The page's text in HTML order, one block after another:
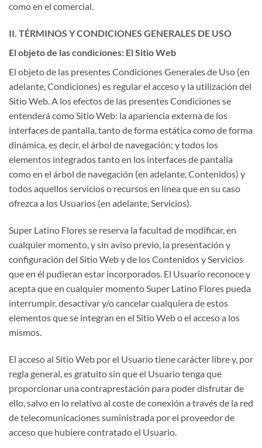
como en el comercial.
II. TÉRMINOS Y CONDICIONES GENERALES DE USO
El objeto de las condiciones: El Sitio Web
El objeto de las presentes Condiciones Generales de Uso (en
adelante, Condiciones) es regular el acceso y la utilización del
Sitio Web. A los efectos de las presentes Condiciones se
entenderá como Sitio Web: la apariencia externa de los
interfaces de pantalla, tanto de forma estática como de forma
dinámica, es decir, el árbol de navegación; y todos los
elementos integrados tanto en los interfaces de pantalla
como en el árbol de navegación (en adelante, Contenidos) y
todos aquellos servicios o recursos en línea que en su caso
ofrezca a los Usuarios (en adelante, Servicios).
Super Latino Flores se reserva la facultad de modificar, en
cualquier momento, y sin aviso previo, la presentación y
configuración del Sitio Web y de los Contenidos y Servicios
que en él pudieran estar incorporados. El Usuario reconoce y
acepta que en cualquier momento Super Latino Flores pueda
interrumpir, desactivar y/o cancelar cualquiera de estos
elementos que se integran en el Sitio Web o el acceso a los
mismos.
El acceso al Sitio Web por el Usuario tiene carácter libre y, por
regla general, es gratuito sin que el Usuario tenga que
proporcionar una contraprestación para poder disfrutar de
ello, salvo en lo relativo al coste de conexión a través de la red
de telecomunicaciones suministrada por el proveedor de
acceso que hubiere contratado el Usuario.